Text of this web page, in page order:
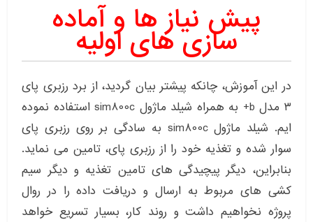
پیش نیاز ها و آماده
سازی های اولیه
در این آموزش، چانکه پیشتر بیان گردید، از برد رزبری پای
۳ مدل b+ به همراه شیلد ماژول sim800c استفاده نموده
ایم. شیلد ماژول sim800c به سادگی بر روی رزبری پای
سوار شده و تغذیه خود را از رزبری پای، تامین می نماید.
بنابراین، دیگر پیچیدگی های تامین تغذیه و دیگر سیم
کشی های مربوط به ارسال و دریافت داده را در روال
پروژه نخواهیم داشت و روند کار، بسیار تسریع خواهد